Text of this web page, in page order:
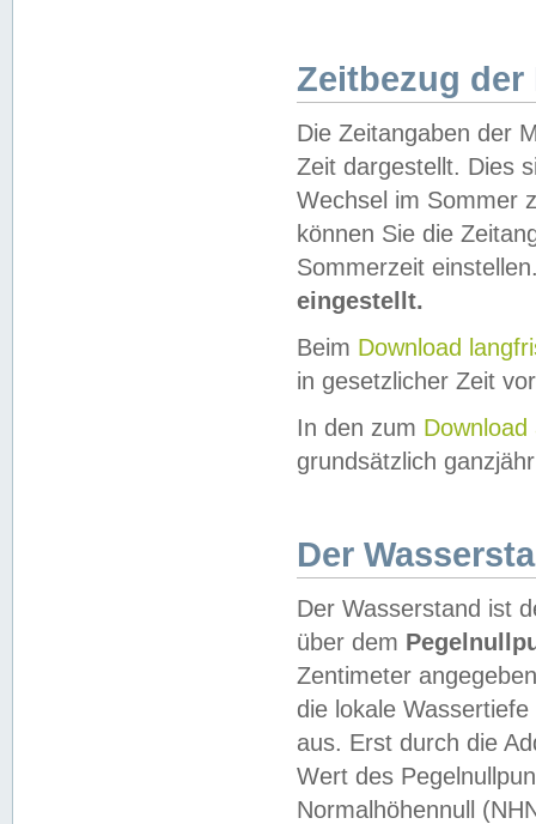
Zeitbezug der
Die Zeitangaben der
Zeit dargestellt. Dies
Wechsel im Sommer
können Sie die
Sommerzeit
eingestellt.
Beim Download
in gesetzlicher Zeit
In den zum Download
grundsätzlich
Der
Der Wasserstand ist
über dem
Zentimeter
die lokale
aus. Erst durch die
Wert des
Normalhöhennull